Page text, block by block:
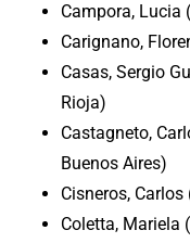
Campora, Lucia
Carignano,
Casas, Sergio
Rioja)
Castagneto,
Buenos Aires)
Cisneros,
Coletta, Mariela